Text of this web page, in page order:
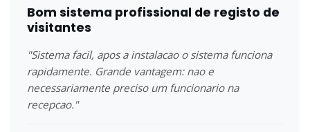
Bom sistema profissional de registo de
visitantes
"Sistema facil, apos a instalacao o sistema funciona
rapidamente. Grande vantagem: nao e
necessariamente preciso um funcionario na
recepcao."